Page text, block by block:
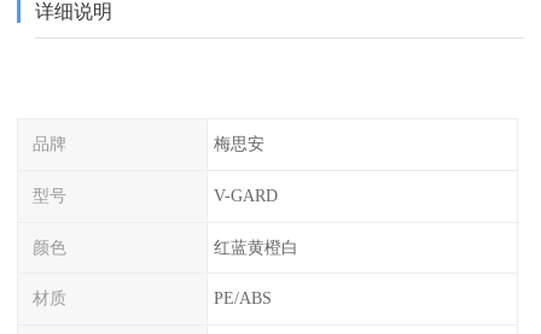
详细说明
品牌 梅思安
型号 V-GARD
颜色 红蓝黄橙白
材质 PE/ABS